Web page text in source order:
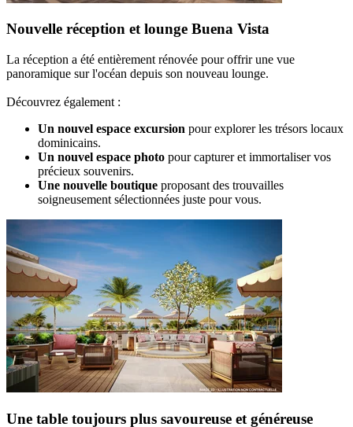
Nouvelle réception et lounge Buena Vista
La réception a été entièrement rénovée pour offrir une vue
panoramique sur l'océan depuis son nouveau lounge.
Découvrez également :
Un nouvel espace excursion pour explorer les trésors locaux
dominicains.
Un nouvel espace photo pour capturer et immortaliser vos
précieux souvenirs.
Une nouvelle boutique proposant des trouvailles
soigneusement sélectionnées juste pour vous.
Une table toujours plus savoureuse et généreuse